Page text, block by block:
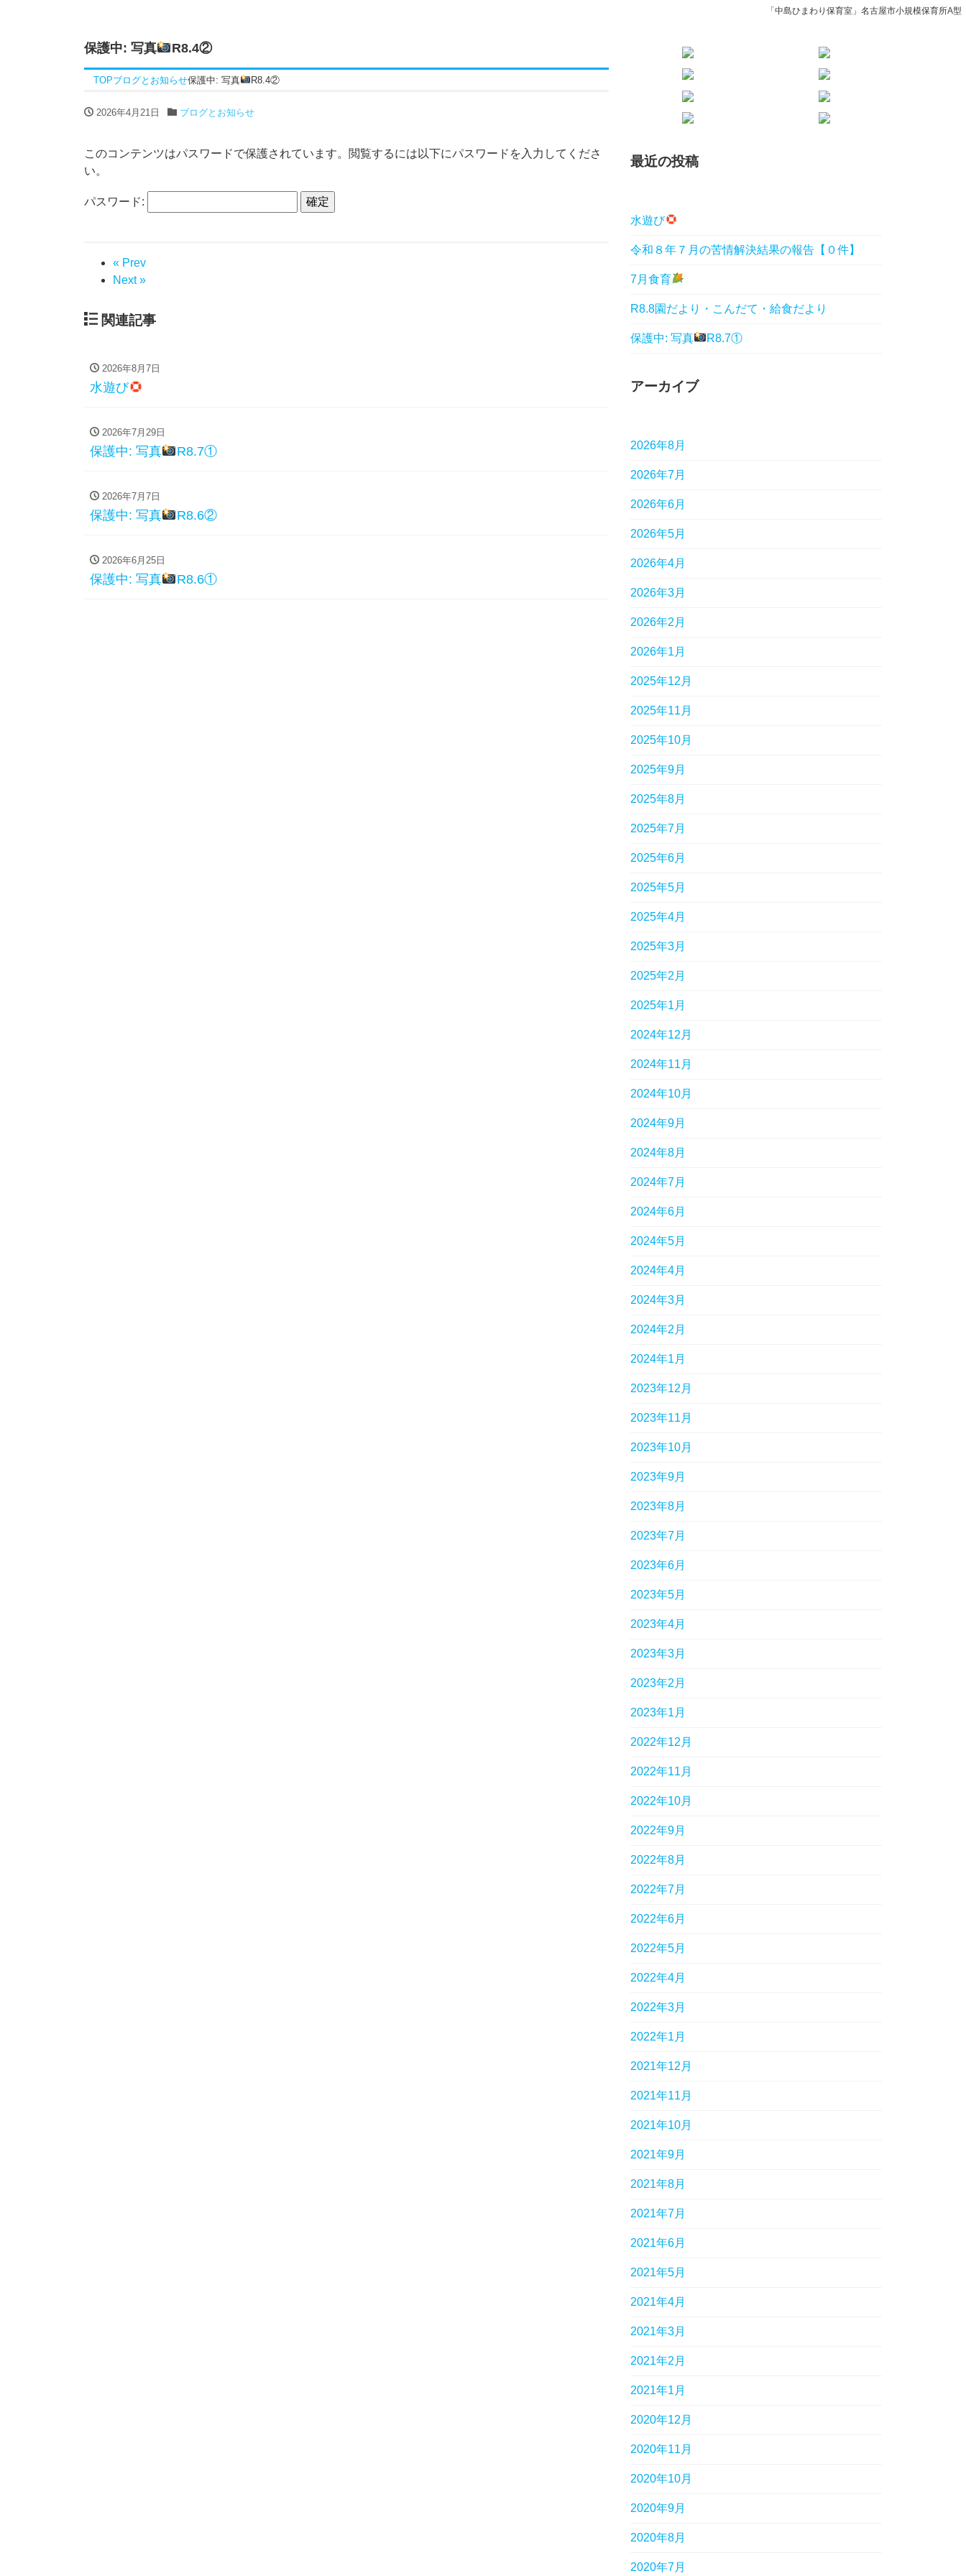
「中島ひまわり保育室」名古屋市小規模保育所A型
保護中: 写真 R8.4②
TOPブログとお知らせ保護中: 写真 R8.4②
2026年4月21日 ブログとお知らせ
このコンテンツはパスワードで保護されています。閲覧するには以下にパスワードを入力してくださ
い。
パスワード:
« Prev
Next »
関連記事
2026年8月7日
水遊び
2026年7月29日
保護中: 写真 R8.7①
2026年7月7日
保護中: 写真 R8.6②
2026年6月25日
保護中: 写真 R8.6①
最近の投稿
水遊び
令和８年７月の苦情解決結果の報告【０件】
7月食育
R8.8園だより・こんだて・給食だより
保護中: 写真 R8.7①
アーカイブ
2026年8月
2026年7月
2026年6月
2026年5月
2026年4月
2026年3月
2026年2月
2026年1月
2025年12月
2025年11月
2025年10月
2025年9月
2025年8月
2025年7月
2025年6月
2025年5月
2025年4月
2025年3月
2025年2月
2025年1月
2024年12月
2024年11月
2024年10月
2024年9月
2024年8月
2024年7月
2024年6月
2024年5月
2024年4月
2024年3月
2024年2月
2024年1月
2023年12月
2023年11月
2023年10月
2023年9月
2023年8月
2023年7月
2023年6月
2023年5月
2023年4月
2023年3月
2023年2月
2023年1月
2022年12月
2022年11月
2022年10月
2022年9月
2022年8月
2022年7月
2022年6月
2022年5月
2022年4月
2022年3月
2022年1月
2021年12月
2021年11月
2021年10月
2021年9月
2021年8月
2021年7月
2021年6月
2021年5月
2021年4月
2021年3月
2021年2月
2021年1月
2020年12月
2020年11月
2020年10月
2020年9月
2020年8月
2020年7月